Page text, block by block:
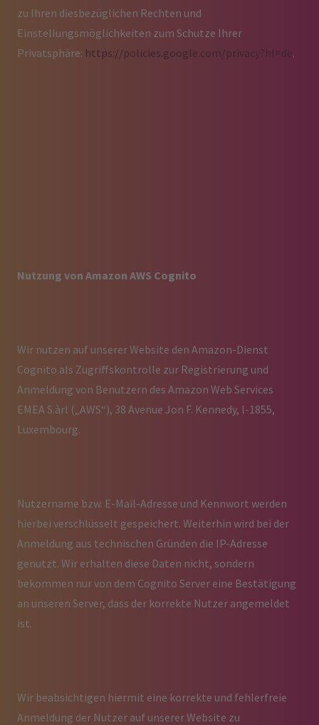
zu Ihren diesbezüglichen Rechten und
Einstellungsmöglichkeiten zum Schutze Ihrer
Privatsphäre: https://policies.google.com/privacy?hl=de.
Nutzung von Amazon AWS Cognito
Wir nutzen auf unserer Website den Amazon-Dienst
Cognito als Zugriffskontrolle zur Registrierung und
Anmeldung von Benutzern des Amazon Web Services
EMEA S.àrl („AWS“), 38 Avenue Jon F. Kennedy, l-1855,
Luxembourg.
Nutzername bzw. E-Mail-Adresse und Kennwort werden
hierbei verschlüsselt gespeichert. Weiterhin wird bei der
Anmeldung aus technischen Gründen die IP-Adresse
genutzt. Wir erhalten diese Daten nicht, sondern
bekommen nur von dem Cognito Server eine Bestätigung
an unseren Server, dass der korrekte Nutzer angemeldet
ist.
Wir beabsichtigen hiermit eine korrekte und fehlerfreie
Anmeldung der Nutzer auf unserer Website zu